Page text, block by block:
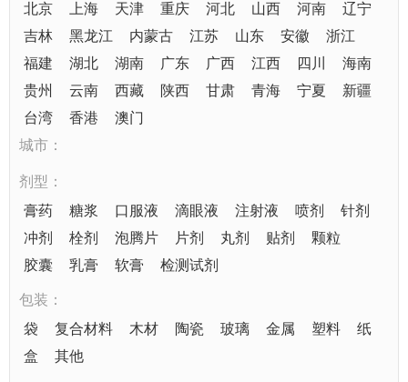
北京
上海 天津 重庆 河北 山西 河南
辽宁
吉林
黑龙江 内蒙古 江苏 山东 安徽
浙江
福建
湖北 湖南 广东 广西 江西 四川
海南
贵州
云南 西藏 陕西 甘肃 青海 宁夏
新疆
台湾
香港
澳门
城市：
剂型：
膏药
糖浆 口服液 滴眼液 注射液 喷剂
针剂
冲剂
栓剂 泡腾片 片剂 丸剂 贴剂
颗粒
胶囊
乳膏 软膏 检测试剂
包装：
袋
复合材料 木材 陶瓷 玻璃 金属 塑料
纸
盒
其他